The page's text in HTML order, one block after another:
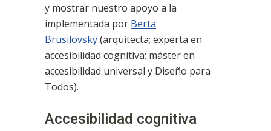
y mostrar nuestro apoyo a la
implementada por Berta
Brusilovsky(arquitecta; experta en
accesibilidad cognitiva; máster en
accesibilidad universal y Diseño para
Todos).
Accesibilidad cognitiva